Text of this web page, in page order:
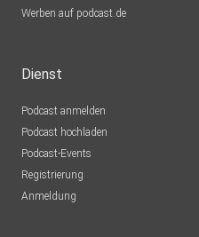
Werben auf podcast.de
Dienst
Podcast anmelden
Podcast hochladen
Podcast-Events
Registrierung
Anmeldung